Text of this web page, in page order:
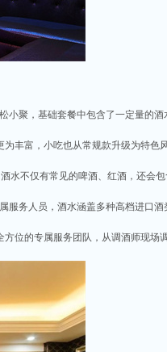
小聚，基础套餐中包含了一定量的
丰富，小吃也从常规款升级为特色
水不仅有常见的啤酒、红酒，还会
服务人员，酒水涵盖多种高档进口
位的专属服务团队，从调酒师现场